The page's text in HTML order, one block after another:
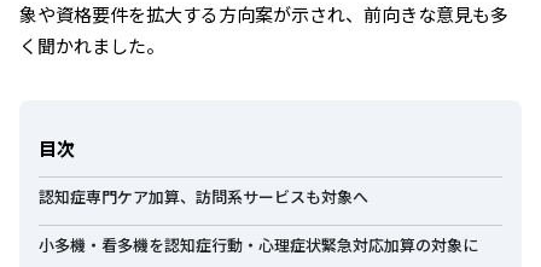
象や資格要件を拡大する方向案が示され、前向きな意見も多
く聞かれました。
目次
認知症専門ケア加算、訪問系サービスも対象へ
小多機・看多機を認知症行動・心理症状緊急対応加算の対象に